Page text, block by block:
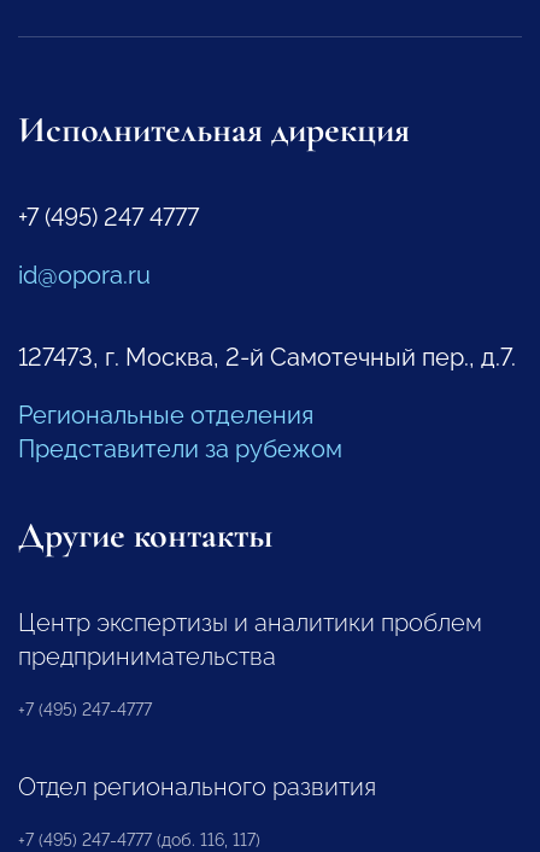
Исполнительная дирекция
+7 (495) 247 4777
id@opora.ru
127473, г. Москва, 2-й Самотечный пер., д.7.
Региональные отделения
Представители за рубежом
Другие контакты
Центр экспертизы и аналитики проблем
предпринимательства
+7 (495) 247-4777
Отдел регионального развития
+7 (495) 247-4777 (доб. 116, 117)